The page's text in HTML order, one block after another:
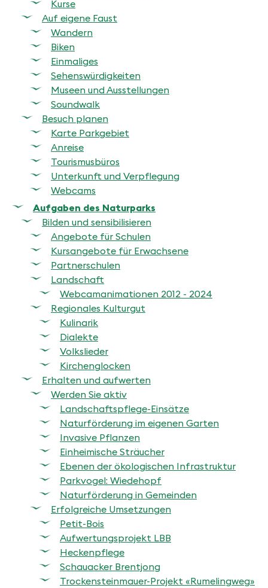
Kurse
Auf eigene Faust
Wandern
Biken
Einmaliges
Sehenswürdigkeiten
Museen und Ausstellungen
Soundwalk
Besuch planen
Karte Parkgebiet
Anreise
Tourismusbüros
Unterkunft und Verpflegung
Webcams
Aufgaben des Naturparks
Bilden und sensibilisieren
Angebote für Schulen
Kursangebote für Erwachsene
Partnerschulen
Landschaft
Webcamanimationen 2012 - 2024
Regionales Kulturgut
Kulinarik
Dialekte
Volkslieder
Kirchenglocken
Erhalten und aufwerten
Werden Sie aktiv
Landschaftspflege-Einsätze
Naturförderung im eigenen Garten
Invasive Pflanzen
Einheimische Sträucher
Ebenen der ökologischen Infrastruktur
Parkvogel: Wiedehopf
Naturförderung in Gemeinden
Erfolgreiche Umsetzungen
Petit-Bois
Aufwertungsprojekt LBB
Heckenpflege
Schauacker Brentjong
Trockensteinmauer-Projekt «Rumelingweg»